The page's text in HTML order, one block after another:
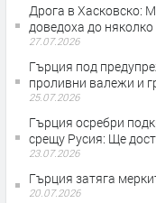
Дрога в Хасковско:
доведоха до няколко
27.07.2026
Гърция под
проливни валежи и
25.07.2026
Гърция осребри
срещу Русия: Ще
23.07.2026
Гърция затяга
20.07.2026